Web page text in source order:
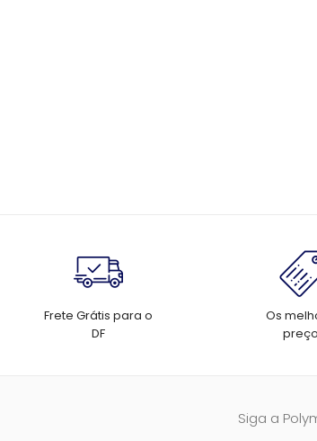
Frete Grátis para o
DF
Os
Siga a